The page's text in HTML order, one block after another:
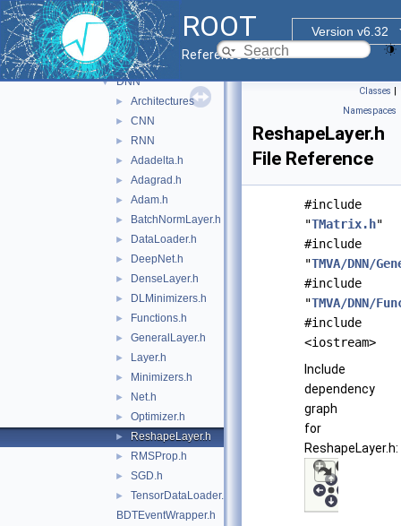
ROOT
Version v6.32
Reference Guide
► sofie_parsers
▼ tmva
▼
▼ TMVA
▼ DNN
► Architectures
► CNN
► RNN
► Adadelta.h
► Adagrad.h
► Adam.h
► BatchNormLayer.h
► DataLoader.h
► DeepNet.h
► DenseLayer.h
► DLMinimizers.h
► Functions.h
► GeneralLayer.h
► Layer.h
► Minimizers.h
► Net.h
► Optimizer.h
► ReshapeLayer.h
► RMSProp.h
► SGD.h
►
TensorDataLoader.h
BDTEventWrapper.h
Classes |
Namespaces
ReshapeLayer.h
File Reference
#include
"TMatrix.h"
#include
"TMVA/DNN/
#include
"TMVA/DNN/
#include
<iostream>
Include
dependency
graph
for
ReshapeLayer.h: